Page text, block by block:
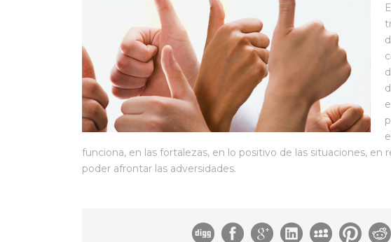
funciona, en las fortalezas, en lo positivo de las situaciones, en
poder afrontar las adversidades.